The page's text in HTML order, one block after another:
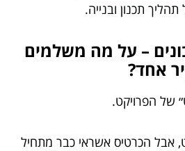
תכנון ובנייה.
שבונים – על מה משלמים
אחד?
של הפרויקט.
אבל הכרטיס אשראי כבר מתחיל